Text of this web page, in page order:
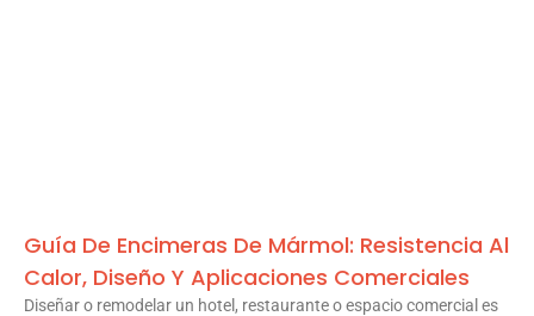
Guía De Encimeras De Mármol: Resistencia Al
Calor, Diseño Y Aplicaciones Comerciales
Diseñar o remodelar un hotel, restaurante o espacio comercial es